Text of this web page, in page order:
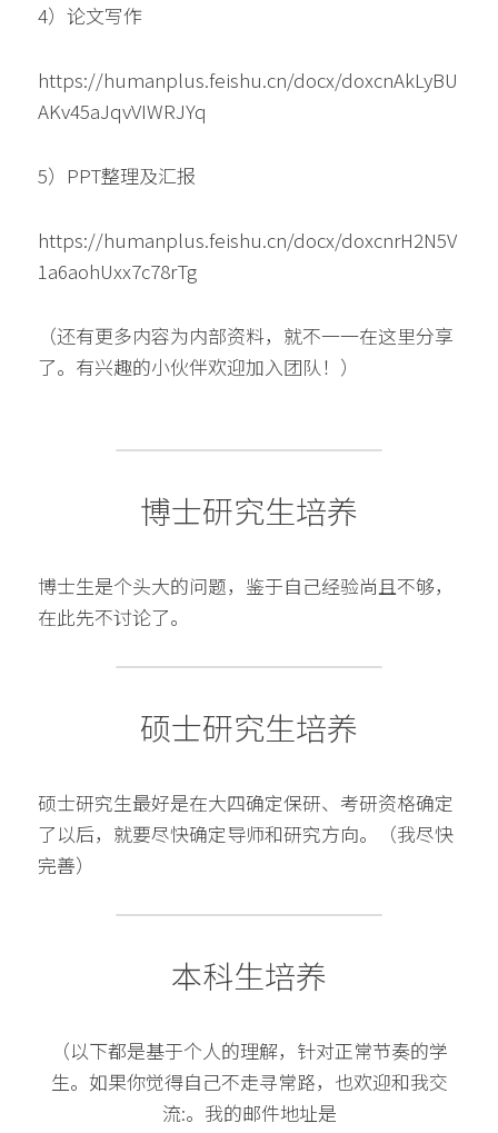
4）论文写作
https://humanplus.feishu.cn/docx/doxcnAkLyBU
AKv45aJqvVIWRJYq
5）PPT整理及汇报
https://humanplus.feishu.cn/docx/doxcnrH2N5V
1a6aohUxx7c78rTg
（还有更多内容为内部资料，就不一一在这里分享
了。有兴趣的小伙伴欢迎加入团队！）
博士研究生培养
博士生是个头大的问题，鉴于自己经验尚且不够，
在此先不讨论了。
硕士研究生培养
硕士研究生最好是在大四确定保研、考研资格确定
了以后，就要尽快确定导师和研究方向。（我尽快
完善）
本科生培养
（以下都是基于个人的理解，针对正常节奏的学
生。如果你觉得自己不走寻常路，也欢迎和我交
流:。我的邮件地址是